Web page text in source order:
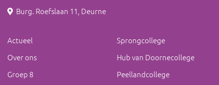
Burg. Roefslaan 11, Deurne
Actueel
Over ons
Groep 8
Sprongcollege
Hub van Doornecollege
Peellandcollege